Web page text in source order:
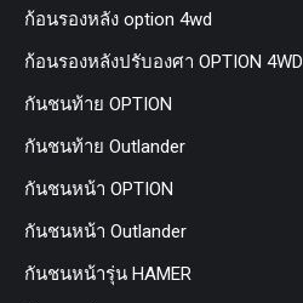
ก้อนรองหลัง option 4wd
ก้อนรองหลังปรับองศา OPTION 4WD
กันชนท้าย OPTION
กันชนท้าย Outlander
กันชนหน้า OPTION
กันชนหน้า Outlander
กันชนหน้ารุ่น HAMER